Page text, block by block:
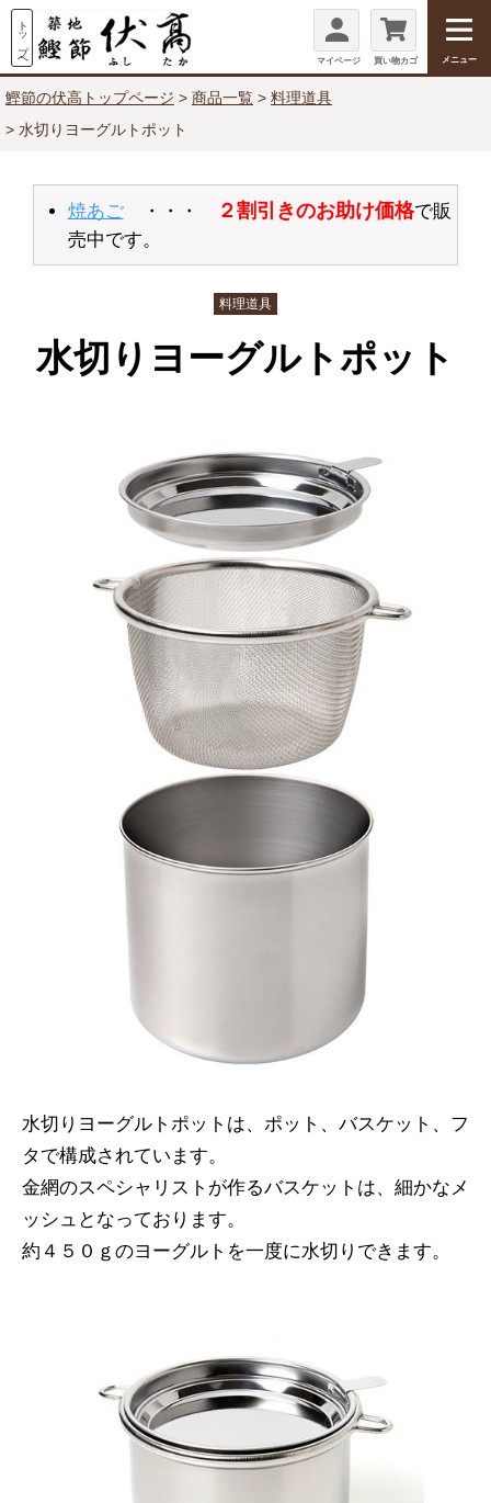
マイページ 買い物カゴ メニュー
焼あご・・・ ２割引きのお助け価格で販
売中です。
鰹節の伏高トップページ 商品一覧
料理道具
水切りヨーグルトポット
料理道具
水切りヨーグルトポット
水切りヨーグルトポットは、ポット、バスケット、フ
タで構成されています。
金網のスペシャリストが作るバスケットは、細かなメ
ッシュとなっております。
約４５０ｇのヨーグルトを一度に水切りできます。